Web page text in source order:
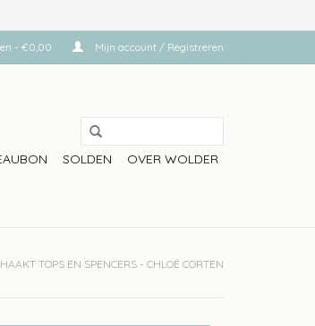
- €0,00 Mijn account / Registreren
SOLDEN OVER WOLDER
TOPS EN SPENCERS - CHLOË CORTEN